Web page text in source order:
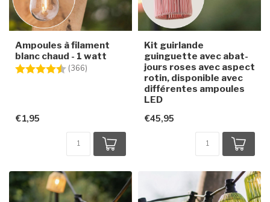
Ampoules à filament
blanc chaud - 1 watt
Note:
(366) 4.6 sur 5 étoiles
€1,95
Kit guirlande
guinguette avec abat-
jours roses avec aspect
rotin, disponible avec
différentes ampoules
LED
€45,95